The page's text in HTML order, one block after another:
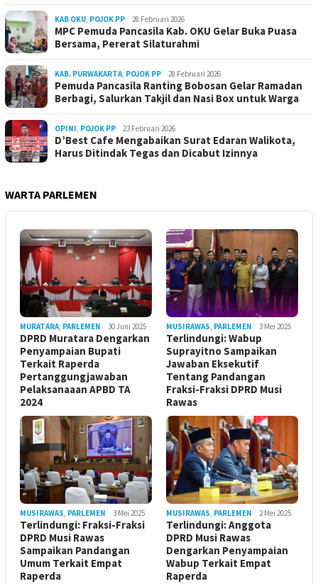
KAB OKU, POJOK PP 28 Februari 2026
MPC Pemuda Pancasila Kab. OKU Gelar Buka Puasa
Bersama, Pererat Silaturahmi
KAB. PURWAKARTA, POJOK PP 28 Februari 2026
Pemuda Pancasila Ranting Bobosan Gelar Ramadan
Berbagi, Salurkan Takjil dan Nasi Box untuk Warga
OPINI, POJOK PP 23 Februari 2026
D’Best Cafe Mengabaikan Surat Edaran Walikota,
Harus Ditindak Tegas dan Dicabut Izinnya
WARTA PARLEMEN
MURATARA, PARLEMEN 30 Juni 2025
DPRD Muratara Dengarkan
Penyampaian Bupati
Terkait Raperda
Pertanggungjawaban
Pelaksanaaan APBD TA
2024
MUSIRAWAS, PARLEMEN 3 Mei 2025
Terlindungi: Wabup
Suprayitno Sampaikan
Jawaban Eksekutif
Tentang Pandangan
Fraksi-Fraksi DPRD Musi
Rawas
MUSIRAWAS, PARLEMEN 3 Mei 2025
Terlindungi: Fraksi-Fraksi
DPRD Musi Rawas
Sampaikan Pandangan
Umum Terkait Empat
Raperda
MUSIRAWAS, PARLEMEN 2 Mei 2025
Terlindungi: Anggota
DPRD Musi Rawas
Dengarkan Penyampaian
Wabup Terkait Empat
Raperda